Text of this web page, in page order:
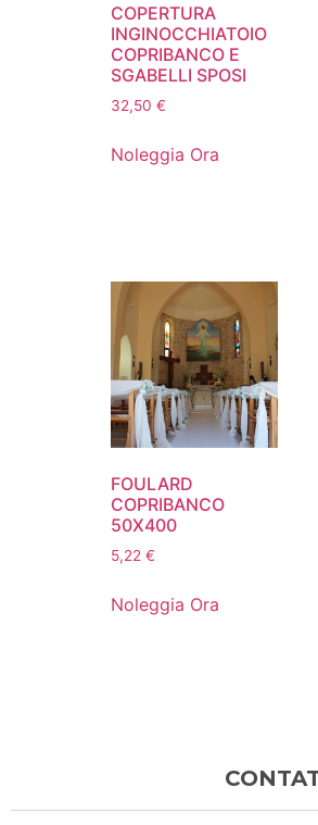
COPERTURA
INGINOCCHIATOIO
COPRIBANCO E
SGABELLI SPOSI
32,50 €
Noleggia Ora
FOULARD
COPRIBANCO
50X400
5,22 €
Noleggia Ora